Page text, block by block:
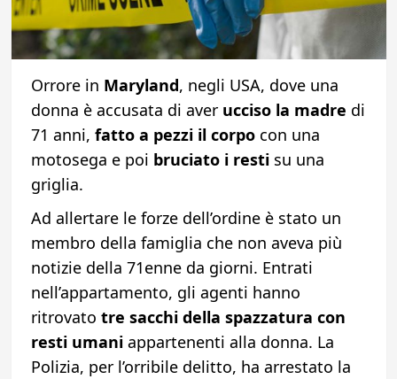
Orrore in Maryland, negli USA, dove una
donna è accusata di aver ucciso la madre di
71 anni, fatto a pezzi il corpo con una
motosega e poi bruciato i resti su una
griglia.
Ad allertare le forze dell’ordine è stato un
membro della famiglia che non aveva più
notizie della 71enne da giorni. Entrati
nell’appartamento, gli agenti hanno
ritrovato tre sacchi della spazzatura con
resti umani appartenenti alla donna. La
Polizia, per l’orribile delitto, ha arrestato la